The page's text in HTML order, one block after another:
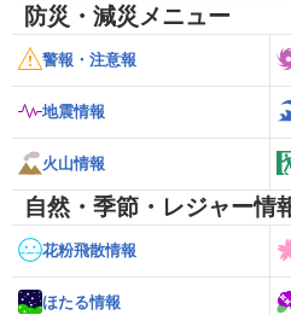
防災・減災メニュー
警報・注意報
地震情報
火山情報
自然・季節・レジャー情
花粉飛散情報
ほたる情報